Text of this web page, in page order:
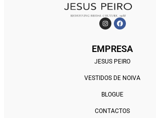
EMPRESA
JESUS PEIRO
VESTIDOS DE NOIVA
BLOGUE
CONTACTOS